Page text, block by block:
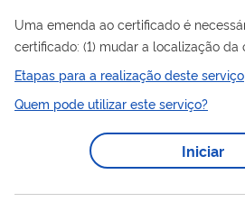
Uma emenda ao certificado é
certificado: (1) mudar a
manutenção; (2) requerer adição ou alteração de sua
ou denominação social da
certificado vender ou transferir seus
deve requerer uma emenda ao certificado. Clique aqui
Etapas para a realização deste serviço
Quem pode utilizar este serviço?
Iniciar